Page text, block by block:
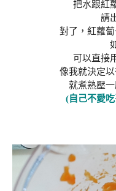
把水跟紅
請
對了，紅蘿
可以直接
像我就決定
就煮熟壓
(自己不愛